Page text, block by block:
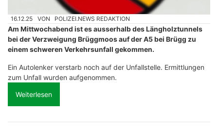
16.12.25 VON POLIZEI.NEWS REDAKTION
Am Mittwochabend ist es ausserhalb des Längholztunnels
bei der Verzweigung Brüggmoos auf der A5 bei Brügg zu
einem schweren Verkehrsunfall gekommen.
Ein Autolenker verstarb noch auf der Unfallstelle. Ermittlungen
zum Unfall wurden aufgenommen.
Weiterlesen